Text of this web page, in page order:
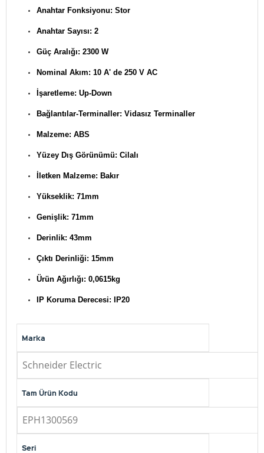
Anahtar Fonksiyonu: Stor
Anahtar Sayısı: 2
Güç Aralığı: 2300 W
Nominal Akım: 10 A' de 250 V AC
İşaretleme: Up-Down
Bağlantılar-Terminaller: Vidasız Terminaller
Malzeme: ABS
Yüzey Dış Görünümü: Cilalı
İletken Malzeme: Bakır
Yükseklik: 71mm
Genişlik: 71mm
Derinlik: 43mm
Çıktı Derinliği: 15mm
Ürün Ağırlığı: 0,0615kg
IP Koruma Derecesi: IP20
Marka
Schneider Electric
Tam Ürün Kodu
EPH1300569
Seri